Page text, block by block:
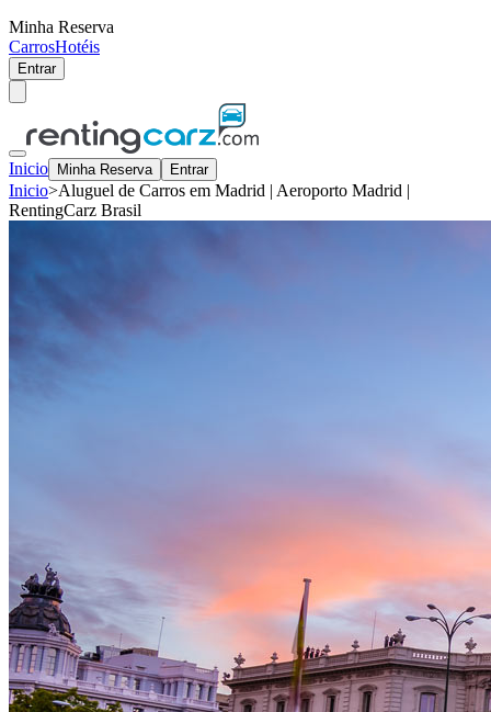
Minha Reserva
CarrosHotéis
Entrar
Inicio Minha Reserva Entrar
Inicio>Aluguel de Carros em Madrid | Aeroporto Madrid |
RentingCarz Brasil